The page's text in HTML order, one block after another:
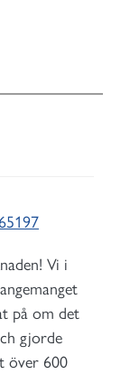
Vi i
på om det
gjorde
över 600